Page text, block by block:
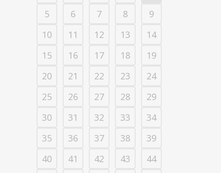
5
6 7 8
9
10
11 12 13
14
15
16 17 18
19
20
21 22 23
24
25
26 27 28
29
30
31 32 33
34
35
36 37 38
39
40
41 42 43
44